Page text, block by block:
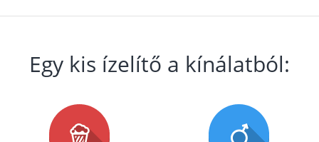
Egy kis ízelítő a kínálatból: